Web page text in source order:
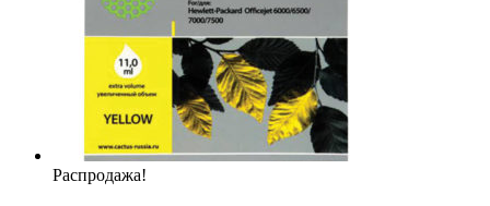
Распродажа!